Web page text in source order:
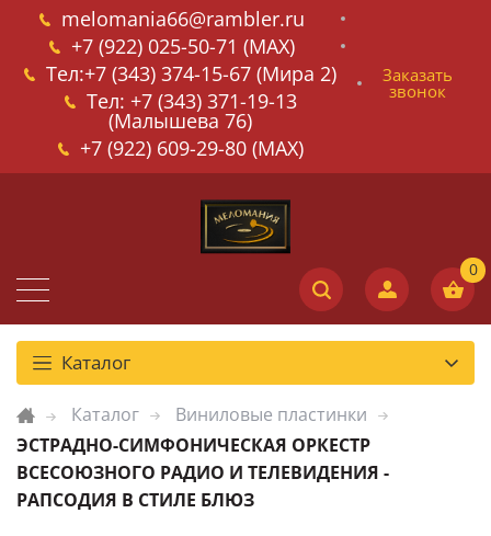
melomania66@rambler.ru
+7 (922) 025-50-71 (MAX)
Тел:+7 (343) 374-15-67 (Мира 2)
Тел: +7 (343) 371-19-13
(Малышева 76)
+7 (922) 609-29-80 (MAX)
Заказать
звонок
Каталог
Каталог
Виниловые пластинки
ЭСТРАДНО-СИМФОНИЧЕСКАЯ ОРКЕСТР
ВСЕСОЮЗНОГО РАДИО И ТЕЛЕВИДЕНИЯ -
РАПСОДИЯ В СТИЛЕ БЛЮЗ